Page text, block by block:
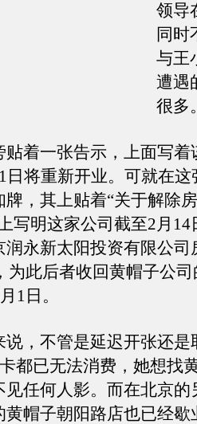
领导
同时
与王
遭遇
很多
着一张告示，上面写着
日将重新开业。可就在
，其上贴着“关于解除
写明这家公司截至2月
润永新太阳投资有限公司
为此后者收回黄帽子公
1日。
，不管是延迟开张还是
都已无法消费，她想找
见任何人影。而在北京的
黄帽子朝阳路店也已经歇